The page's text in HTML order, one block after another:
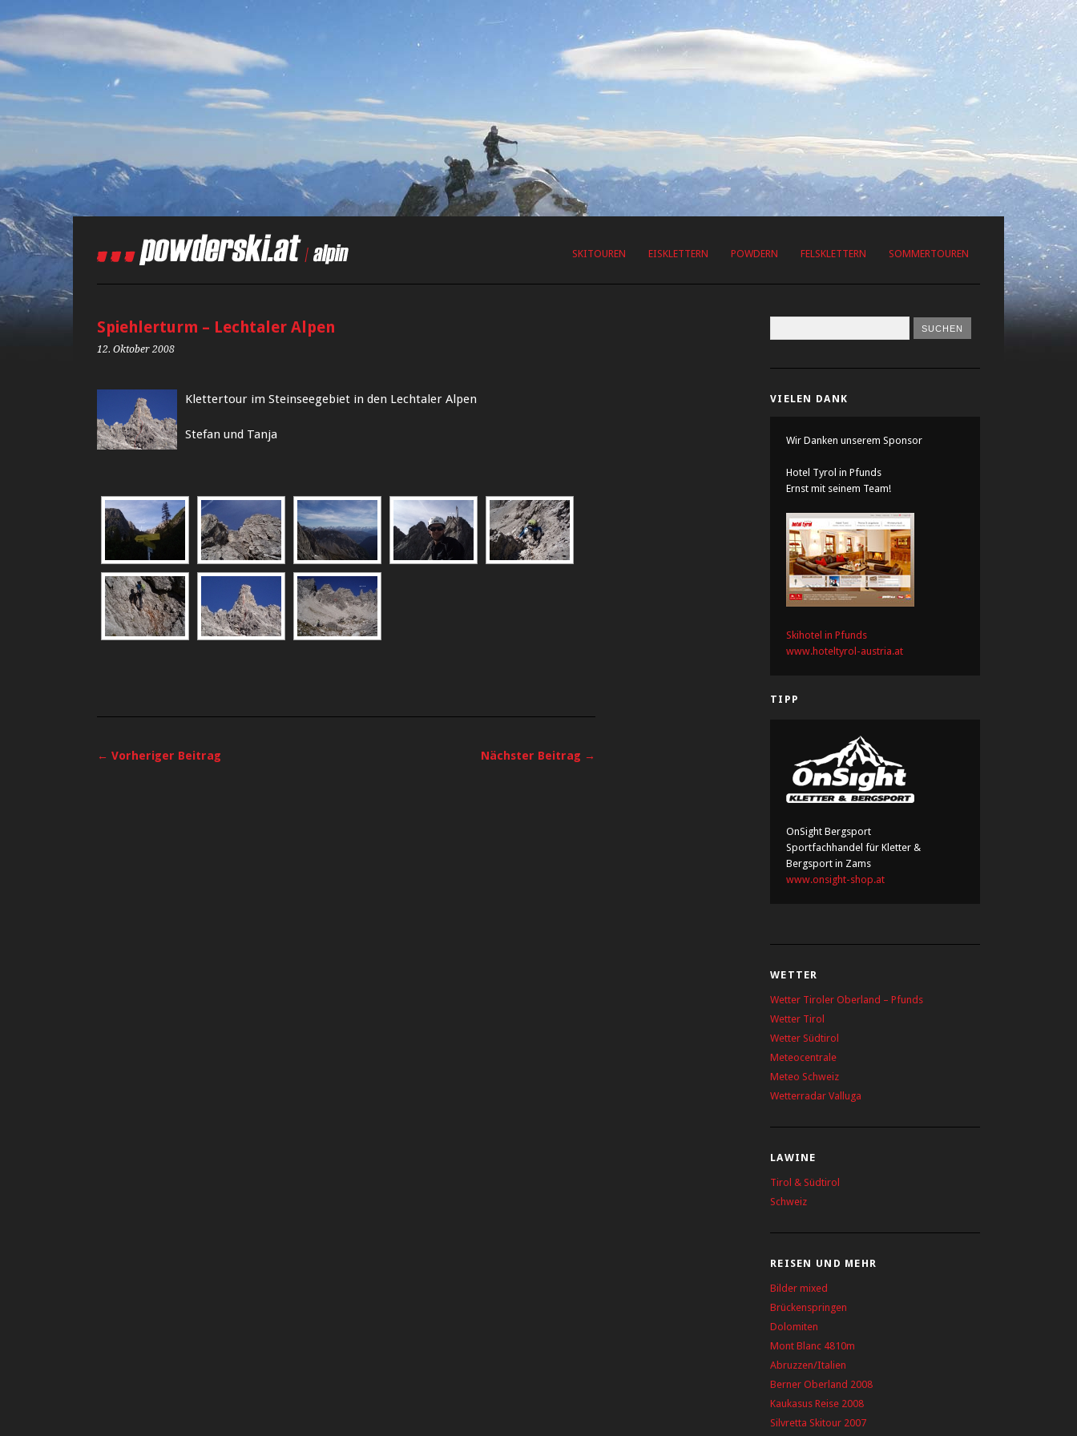
SKITOUREN EISKLETTERN POWDERN FELSKLETTERN SOMMERTOUREN
Spiehlerturm – Lechtaler Alpen
12. Oktober 2008
Klettertour im Steinseegebiet in den Lechtaler Alpen
Stefan und Tanja
← Vorheriger Beitrag Nächster Beitrag →
VIELEN DANK
Wir Danken unserem Sponsor
Hotel Tyrol in Pfunds
Ernst mit seinem Team!
Skihotel in Pfunds
www.hoteltyrol-austria.at
TIPP
OnSight Bergsport
Sportfachhandel für Kletter &
Bergsport in Zams
www.onsight-shop.at
WETTER
Wetter Tiroler Oberland – Pfunds
Wetter Tirol
Wetter Südtirol
Meteocentrale
Meteo Schweiz
Wetterradar Valluga
LAWINE
Tirol & Südtirol
Schweiz
REISEN UND MEHR
Bilder mixed
Brückenspringen
Dolomiten
Mont Blanc 4810m
Abruzzen/Italien
Berner Oberland 2008
Kaukasus Reise 2008
Silvretta Skitour 2007